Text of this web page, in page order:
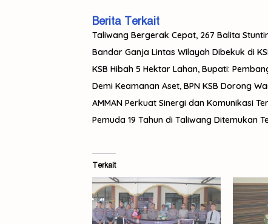
Berita Terkait
Taliwang Bergerak Cepat, 267 Balita
Bandar Ganja Lintas Wilayah Dibekuk di
KSB Hibah 5 Hektar Lahan, Bupati:
Demi Keamanan Aset, BPN KSB Dorong
AMMAN Perkuat Sinergi dan Komunikasi
Pemuda 19 Tahun di Taliwang Ditemukan
Terkait